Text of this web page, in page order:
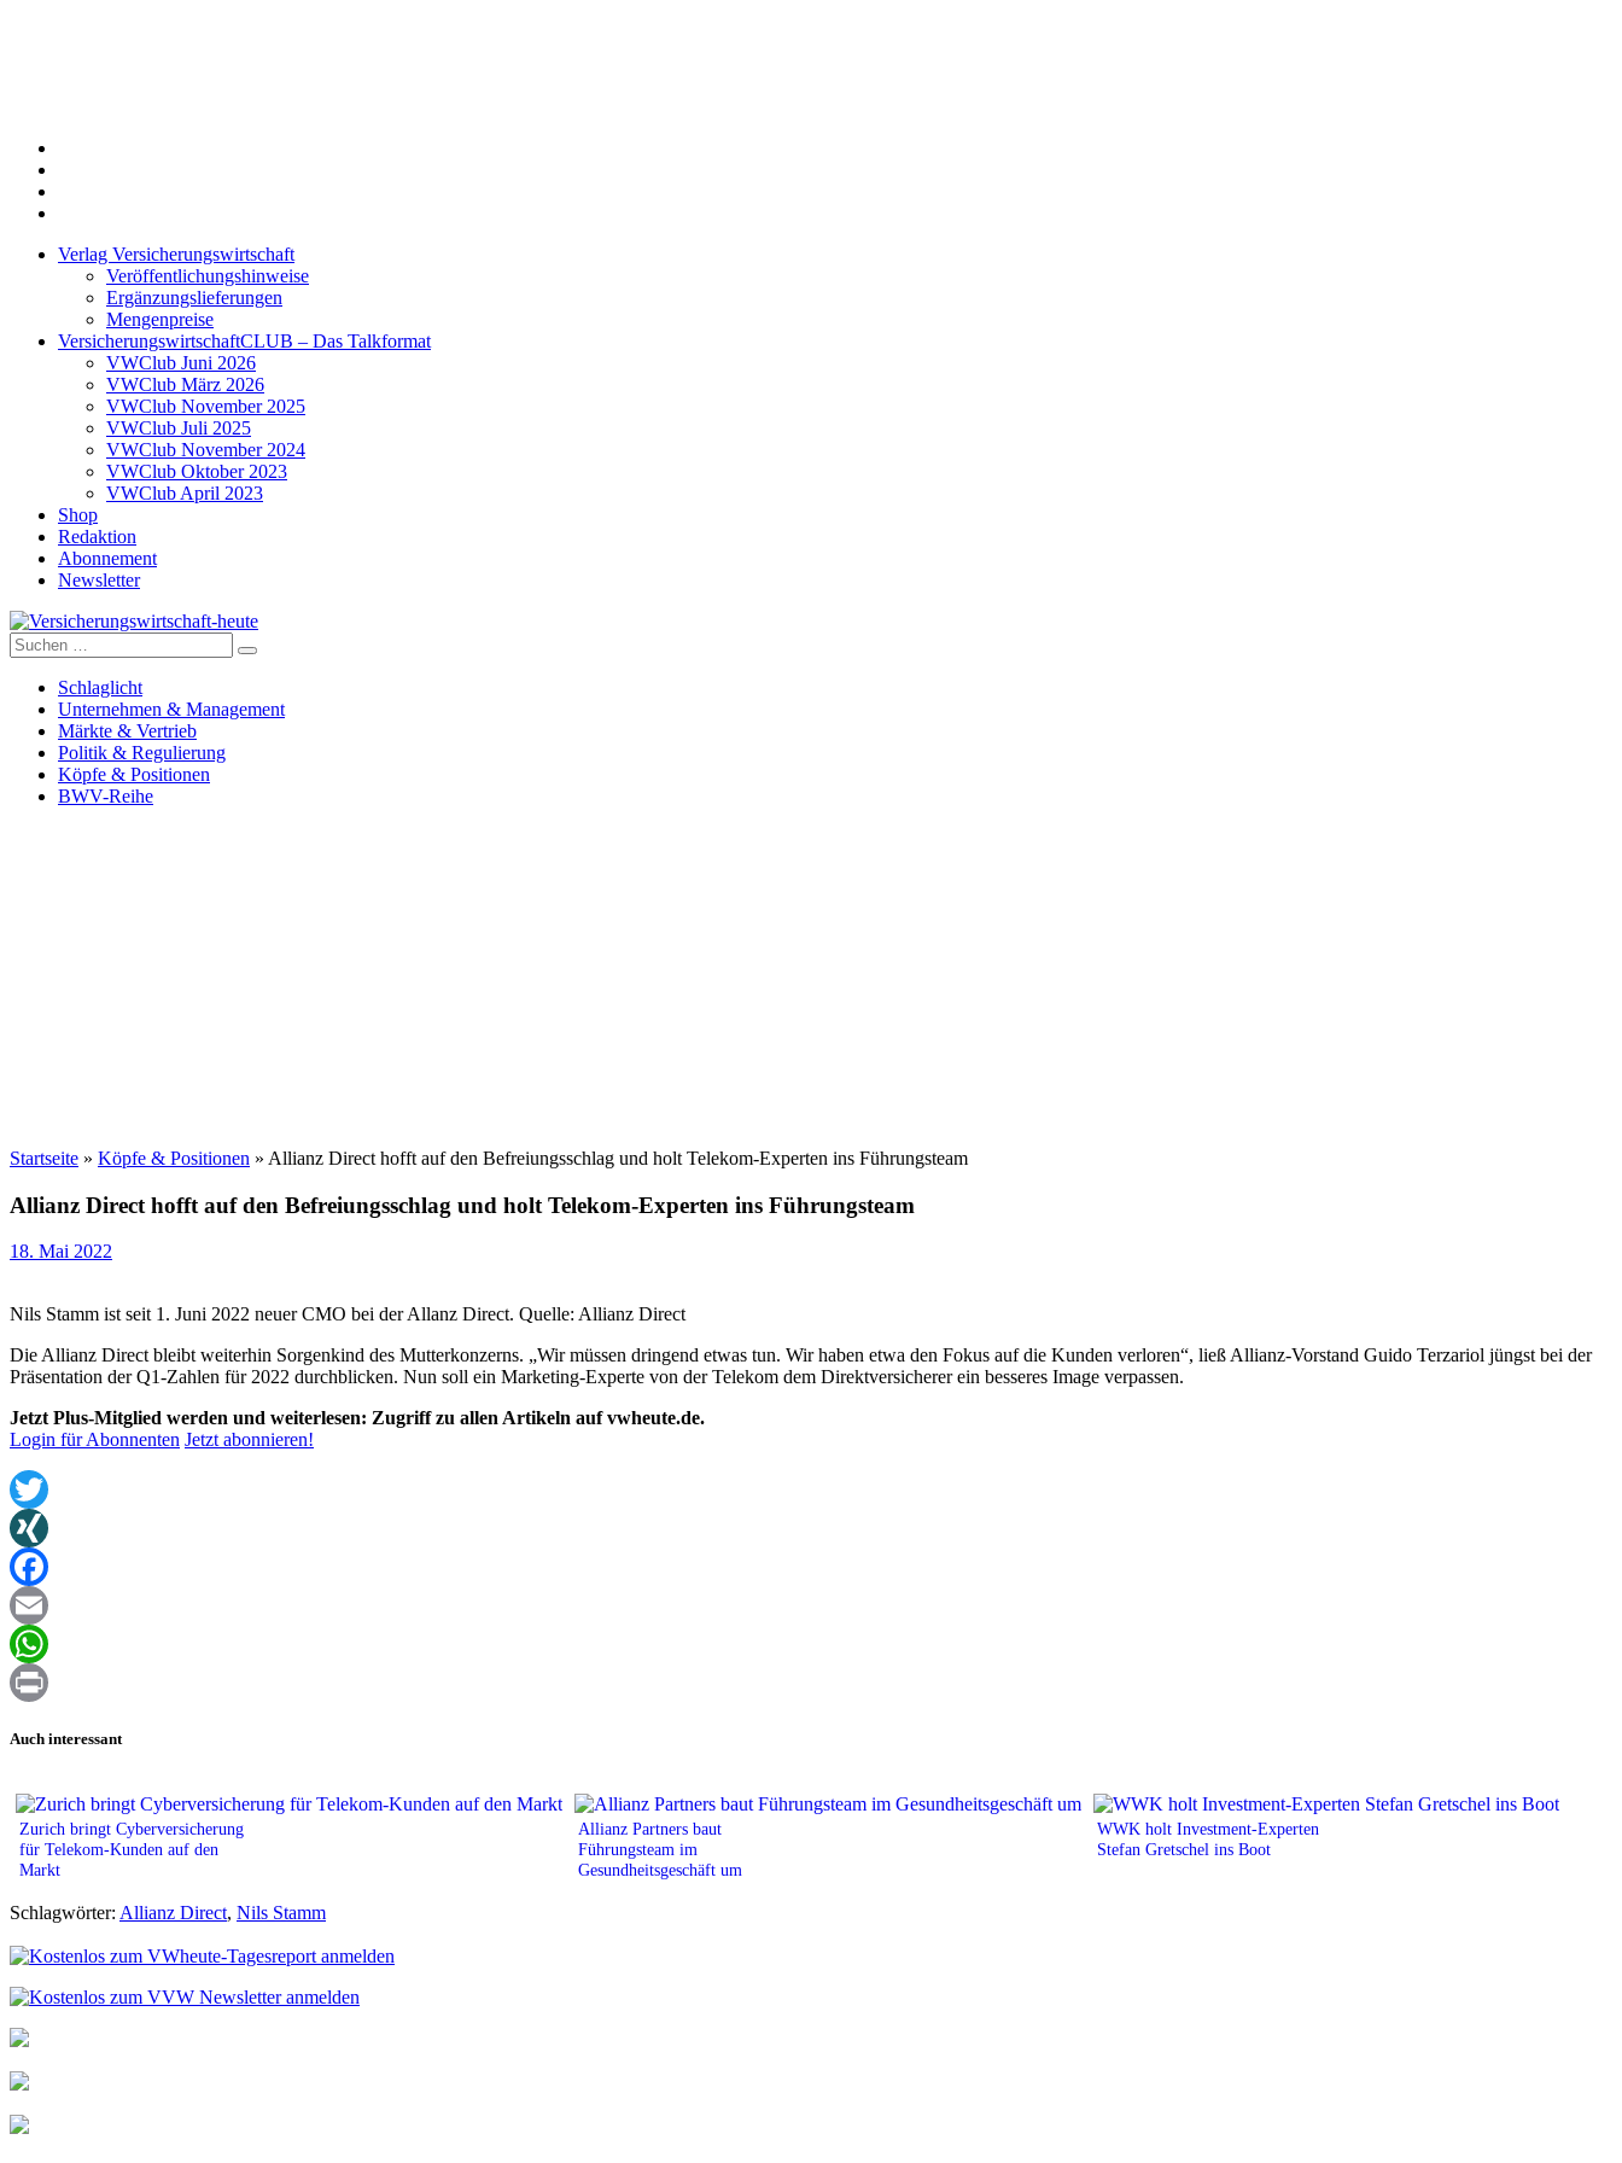
Verlag Versicherungswirtschaft
Veröffentlichungshinweise
Ergänzungslieferungen
Mengenpreise
VersicherungswirtschaftCLUB – Das Talkformat
VWClub Juni 2026
VWClub März 2026
VWClub November 2025
VWClub Juli 2025
VWClub November 2024
VWClub Oktober 2023
VWClub April 2023
Shop
Redaktion
Abonnement
Newsletter
Versicherungswirtschaft-heute
Suche
nach:
Schlaglicht
Unternehmen & Management
Märkte & Vertrieb
Politik & Regulierung
Köpfe & Positionen
BWV-Reihe
Startseite » Köpfe & Positionen » Allianz Direct hofft auf den Befreiungsschlag und holt Telekom-Experten ins Führungsteam
Allianz Direct hofft auf den Befreiungsschlag und holt Telekom-Experten ins Führungsteam
18. Mai 2022
Nils Stamm ist seit 1. Juni 2022 neuer CMO bei der Allanz Direct. Quelle: Allianz Direct
Die Allianz Direct bleibt weiterhin Sorgenkind des Mutterkonzerns. „Wir müssen dringend etwas tun. Wir haben etwa den Fokus auf die Kunden verloren“, ließ Allianz-Vorstand Guido Terzariol jüngst bei der
Präsentation der Q1-Zahlen für 2022 durchblicken. Nun soll ein Marketing-Experte von der Telekom dem Direktversicherer ein besseres Image verpassen.
Jetzt Plus-Mitglied werden und weiterlesen: Zugriff zu allen Artikeln auf vwheute.de.
Login für Abonnenten Jetzt abonnieren!
Twitter
XING
Facebook
Email
WhatsApp
Auch interessant
Zurich bringt Cyberversicherung
für Telekom-Kunden auf den
Markt
Allianz Partners baut
Führungsteam im
Gesundheitsgeschäft um
WWK holt Investment-Experten
Stefan Gretschel ins Boot
Schlagwörter: Allianz Direct, Nils Stamm